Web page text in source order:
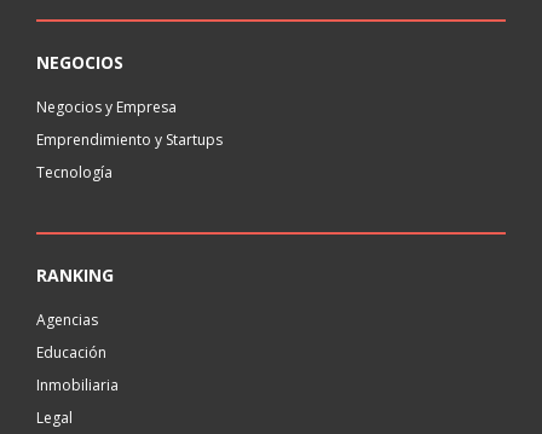
NEGOCIOS
Negocios y Empresa
Emprendimiento y Startups
Tecnología
RANKING
Agencias
Educación
Inmobiliaria
Legal